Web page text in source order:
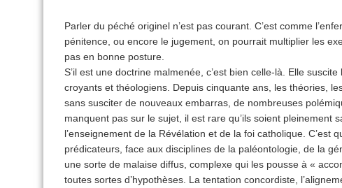
Parler du péché originel n’est pas courant. C’est comme
pénitence, ou encore le jugement, on pourrait multiplier les
pas en bonne posture.
S’il est une doctrine malmenée, c’est bien celle-là. Elle
croyants et théologiens. Depuis cinquante ans, les théories,
sans susciter de nouveaux embarras, de nombreuses
manquent pas sur le sujet, il est rare qu’ils soient pleinement
l’enseignement de la Révélation et de la foi catholique. C’est
prédicateurs, face aux disciplines de la paléontologie, de la
une sorte de malaise diffus, complexe qui les pousse à «
toutes sortes d’hypothèses. La tentation concordiste,